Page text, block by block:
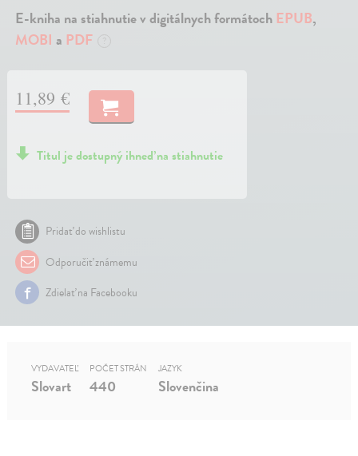
E-kniha na stiahnutie v digitálnych formátoch EPUB,
MOBI a PDF ?
11,89 €
Titul je dostupný ihneď na stiahnutie
Pridať do wishlistu
Odporučiť známemu
Zdielať na Facebooku
VYDAVATEĽ
Slovart
POČET STRÁN
440
JAZYK
Slovenčina